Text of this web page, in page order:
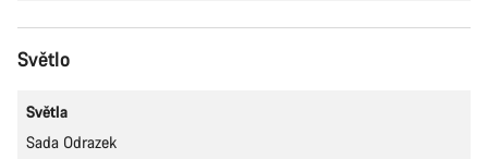
Světlo
Světla
Sada Odrazek
Zavřít